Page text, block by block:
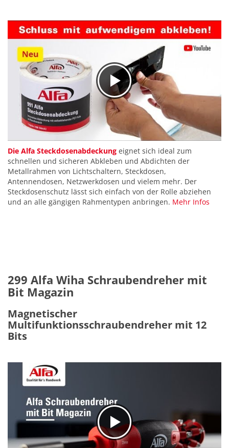
Die Alfa Steckdosenabdeckung eignet sich ideal zum
schnellen und sicheren Abkleben und Abdichten der
Metallrahmen von Lichtschaltern, Steckdosen,
Antennendosen, Netzwerkdosen und vielem mehr. Der
Steckdosenschutz lässt sich einfach von der Rolle abziehen
und an alle gängigen Rahmentypen anbringen. Mehr Infos
299 Alfa Wiha Schraubendreher mit
Bit Magazin
Magnetischer
Multifunktionsschraubendreher mit 12
Bits